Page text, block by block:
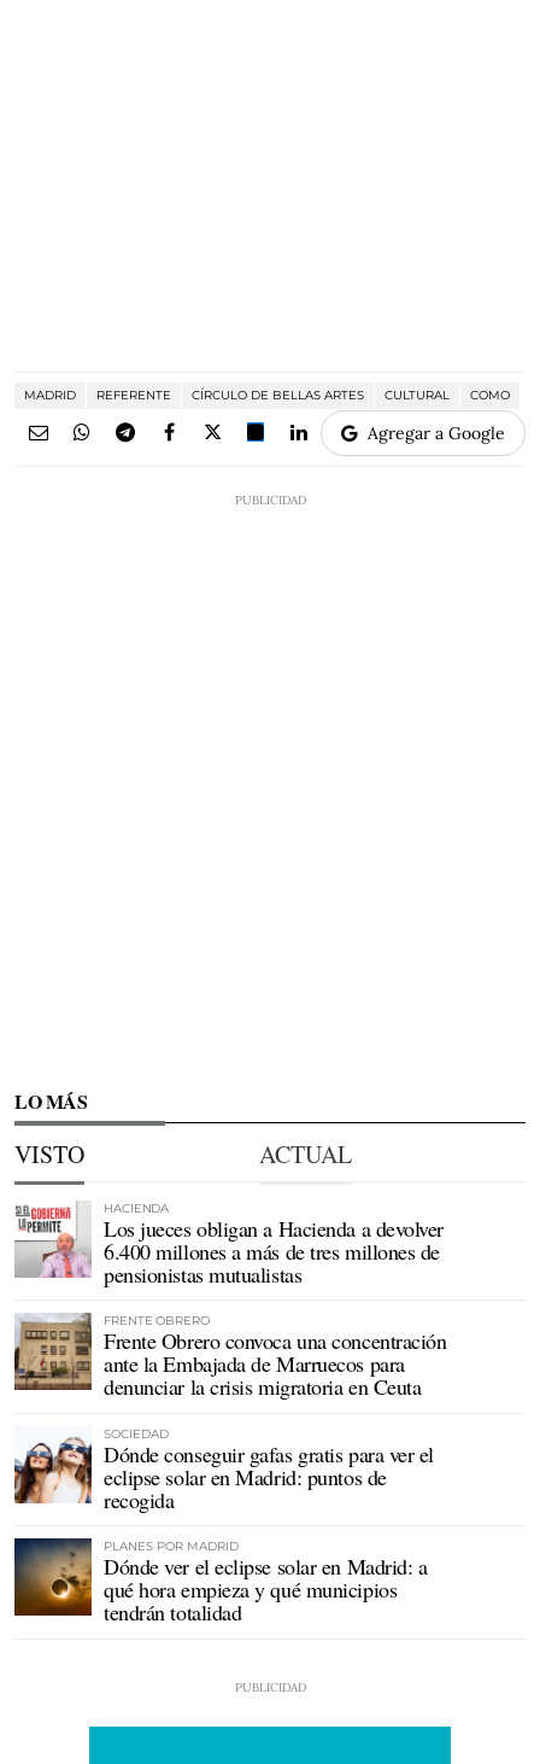
MADRID REFERENTE CÍRCULO DE BELLAS ARTES CULTURAL COMO
Agregar a Google
LO MÁS
VISTO ACTUAL
HACIENDA
Los jueces obligan a Hacienda a devolver
6.400 millones a más de tres millones de
pensionistas mutualistas
FRENTE OBRERO
Frente Obrero convoca una concentración
ante la Embajada de Marruecos para
denunciar la crisis migratoria en Ceuta
SOCIEDAD
Dónde conseguir gafas gratis para ver el
eclipse solar en Madrid: puntos de
recogida
PLANES POR MADRID
Dónde ver el eclipse solar en Madrid: a
qué hora empieza y qué municipios
tendrán totalidad